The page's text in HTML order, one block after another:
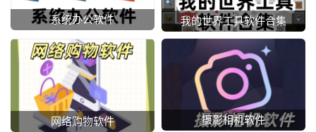
系统办公软件 我的世界工具软件合集
网络购物软件 摄影相机软件